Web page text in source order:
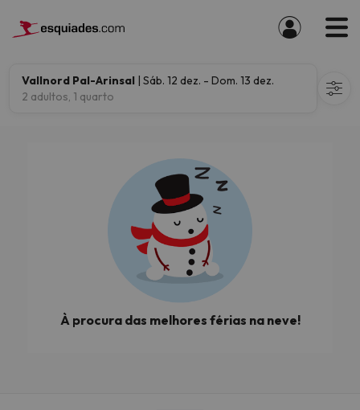
Vallnord Pal-Arinsal | Sáb. 12 dez. - Dom. 13 dez.
2 adultos, 1 quarto
À procura das melhores férias na neve!